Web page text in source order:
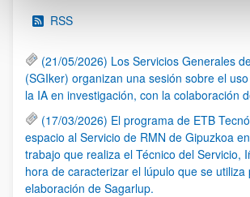
RSS
(21/05/2026) Los Servicios Generales
(SGIker) organizan una sesión sobre el
la IA en investigación, con la colaboración
(17/03/2026) El programa de ETB
espacio al Servicio de RMN de Gipuzkoa
trabajo que realiza el Técnico del Servicio,
hora de caracterizar el lúpulo que se utiliza
elaboración de Sagarlup.